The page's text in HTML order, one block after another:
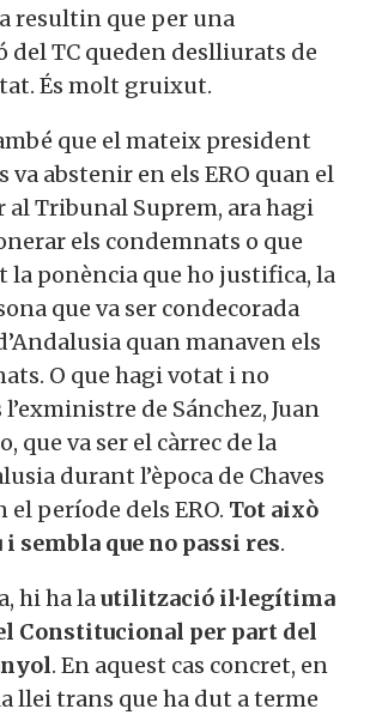
resultin que per una
TC queden deslliurats de
És molt gruixut.
que el mateix president
va abstenir en els ERO quan el
al Tribunal Suprem, ara hagi
els condemnats o que
la ponència que ho justifica, la
que va ser condecorada
quan manaven els
O que hagi votat i no
l’exministre de Sánchez, Juan
que va ser el càrrec de la
durant l’època de Chaves
el període dels ERO. Tot això
sembla que no passi res.
hi ha lautilització il·legítima
Constitucional per part del
. En aquest cas concret, en
llei trans que ha dut a terme